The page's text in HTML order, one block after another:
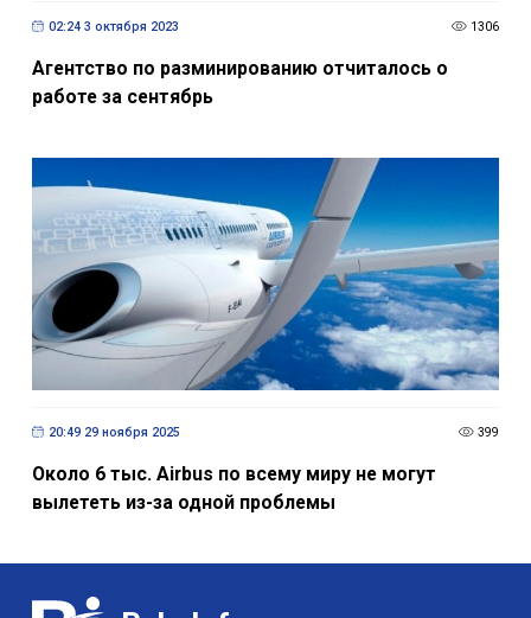
02:24 3 октября 2023 1306
Агентствo по разминированию отчиталось о
работе за сентябрь
20:49 29 ноября 2025 399
Около 6 тыс. Airbus по всему миру не могут
вылететь из-за одной проблемы